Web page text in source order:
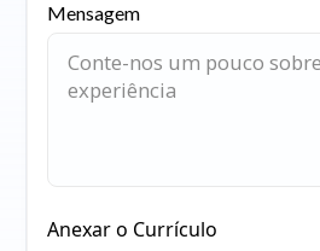
Mensagem
Anexar o Currículo